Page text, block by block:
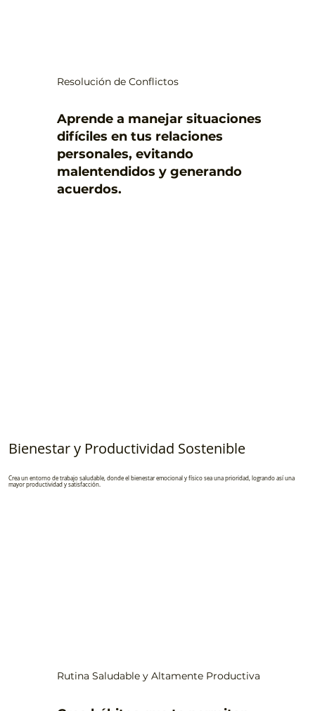
Resolución de Conflictos
Aprende a manejar situaciones
difíciles en tus relaciones
personales, evitando
malentendidos y generando
acuerdos.
Bienestar y Productividad Sostenible
Crea un entorno de trabajo saludable, donde el bienestar emocional y físico sea una prioridad, logrando así una
mayor productividad y satisfacción.
Rutina Saludable y Altamente Productiva